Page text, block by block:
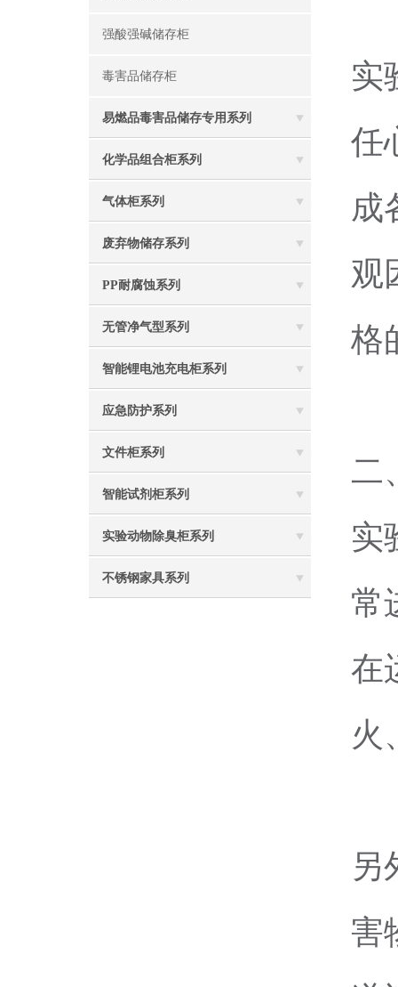
强酸强碱储存柜
毒害品储存柜
易燃品毒害品储存专用系列
化学品组合柜系列
气体柜系列
废弃物储存系列
PP耐腐蚀系列
无管净气型系列
智能锂电池充电柜系列
应急防护系列
文件柜系列
智能试剂柜系列
实验动物除臭柜系列
不锈钢家具系列
实
任
成
观
格
二
实
常
在
火
另
害